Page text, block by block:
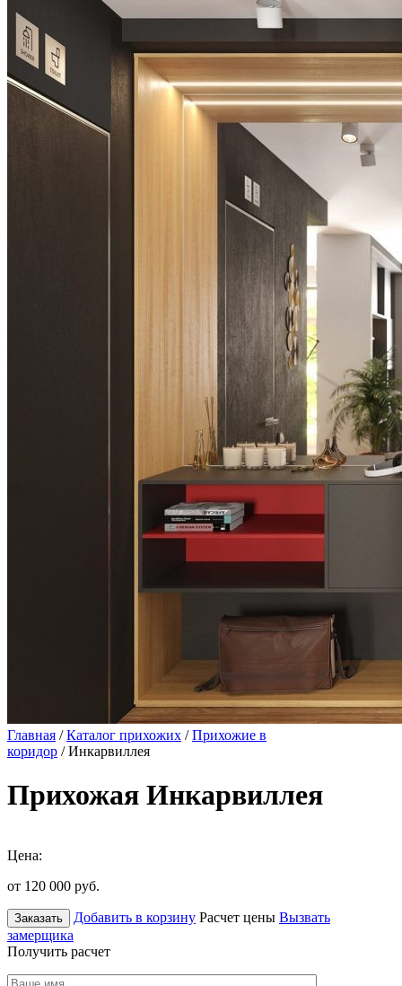
Главная /Каталог прихожих /Прихожие в
коридор / Инкарвиллея
Прихожая Инкарвиллея
Цена:
от 120 000 руб.
Заказать Добавить в корзину Расчет цены Вызвать
замерщика
Получить расчет